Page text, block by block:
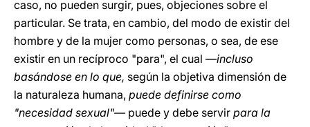
caso, no pueden surgir, pues, objeciones sobre el
particular. Se trata, en cambio, del modo de existir del
hombre y de la mujer como personas, o sea, de ese
existir en un recíproco "para", el cual —incluso
basándose en lo que, según la objetiva dimensión de
la naturaleza humana, puede definirse como
"necesidad sexual"—puede y debe servir para la